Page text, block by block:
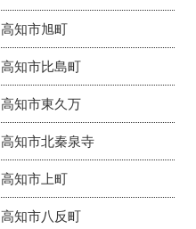
高知市旭町
高知市比島町
高知市東久万
高知市北秦泉寺
高知市上町
高知市八反町